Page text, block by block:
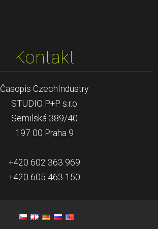
Kontakt
Časopis CzechIndustry
STUDIO P+P s.r.o
Semilská 389/40
197 00 Praha 9
+420 602 363 969
+420 605 463 150